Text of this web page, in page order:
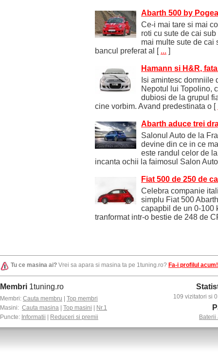
Abarth 500 by
Ce-i mai tare si mai
roti cu sute de cai
mai multe sute de cai
bancul preferat al
[ ... ]
Hamann si H&R,
Isi amintesc domniile
Nepotul lui Topolino,
dubiosi de la grupul
cine vorbim. Avand predestinata o [
Abarth aduce trei
Salonul Auto de la
devine din ce in ce
este randul celor de
incanta ochii la faimosul Salon
Fiat 500 de 250 de
Celebra companie
simplu Fiat 500
capapbil de un 0-100
tranformat intr-o bestie de 248 de
Tu ce masina ai? Vrei sa apara si masina ta pe 1tuning.ro? Fa-i profilul acum!
Membri 1tuning.ro
Membri: Cauta membru
Top membri
Masini: Cauta masina Top masini
Nr.1
Puncte: Informatii Reduceri si premii
109 vizitatori si